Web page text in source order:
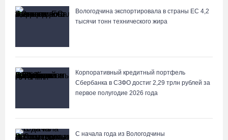
Вологодчина экспортировала в страны ЕС 4,2
тысячи тонн технического жира
Корпоративный кредитный портфель
Сбербанка в СЗФО достиг 2,29 трлн рублей за
первое полугодие 2026 года
С начала года из Вологодчины